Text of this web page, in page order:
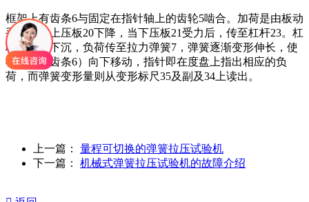
框架上有齿条6与固定在指针轴上的齿轮5啮合。加荷是由板动
手把15使上压板20下降，当下压板21受力后，传至杠杆23。杠
杆23左端下沉，负荷传至拉力弹簧7，弹簧逐渐变形伸长，使
框架（带齿条6）向下移动，指针即在度盘上指出相应的负
荷，而弹簧变形量则从变形标尺35及副及34上读出。
上一篇： 量程可切换的弹簧拉压试验机
下一篇： 机械式弹簧拉压试验机的故障介绍